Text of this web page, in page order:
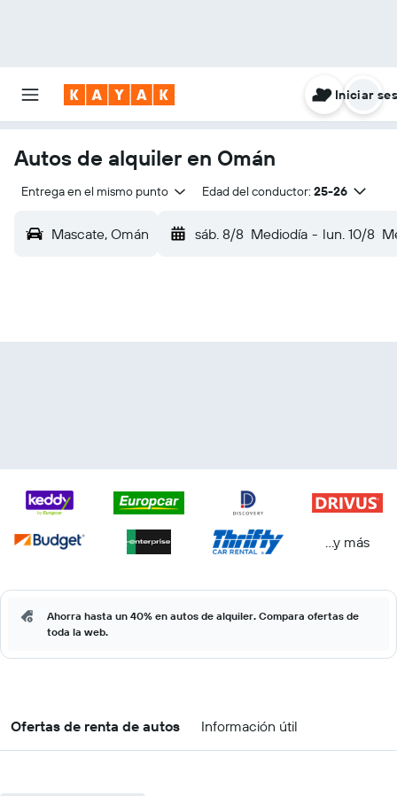
Iniciar
Autos de alquiler en Omán
Entrega en el mismo punto Edad del conductor: 25-26
Mascate, Omán sáb. 8/8 Mediodía - lun. 10/8
...y más
Ahorra hasta un 40% en autos de alquiler. Compara ofertas de
toda la web.
Ofertas de renta de autos Información útil